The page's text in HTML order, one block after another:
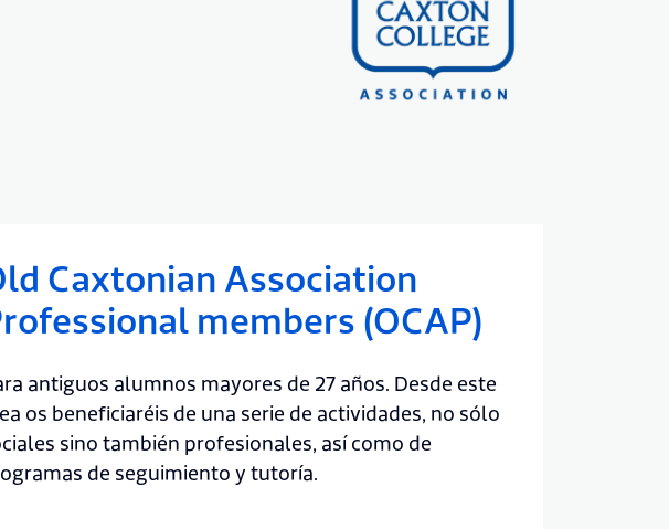
Caxtonian Association
members (OCAP)
antiguos alumnos mayores de 27 años. Desde este
os beneficiaréis de una serie de actividades, no sólo
sino también profesionales, así como de
de seguimiento y tutoría.